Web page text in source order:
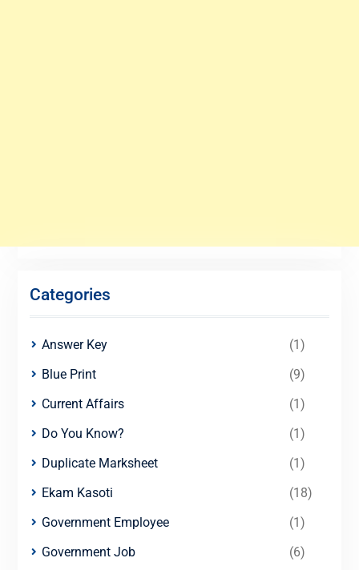
Categories
Answer Key
(1)
Blue Print
(9)
Current Affairs
(1)
Do You Know?
(1)
Duplicate Marksheet
(1)
Ekam Kasoti
(18)
Government Employee
(1)
Government Job
(6)